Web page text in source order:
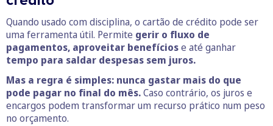
Quando usado com disciplina, o cartão de crédito pode ser
uma ferramenta útil. Permite gerir o fluxo de
pagamentos, aproveitar benefíciose até ganhar
tempo para saldar despesas sem juros.
Mas a regra é simples: nunca gastar mais do que
pode pagar no final do mês.Caso contrário, os juros e
encargos podem transformar um recurso prático num peso
no orçamento.